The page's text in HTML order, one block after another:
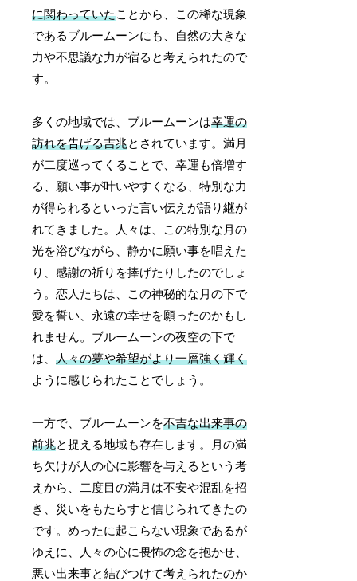
に関わっていたことから、この稀な現象
であるブルームーンにも、自然の大きな
力や不思議な力が宿ると考えられたので
す。
多くの地域では、ブルームーンは幸運の
訪れを告げる吉兆とされています。満月
が二度巡ってくることで、幸運も倍増す
る、願い事が叶いやすくなる、特別な力
が得られるといった言い伝えが語り継が
れてきました。人々は、この特別な月の
光を浴びながら、静かに願い事を唱えた
り、感謝の祈りを捧げたりしたのでしょ
う。恋人たちは、この神秘的な月の下で
愛を誓い、永遠の幸せを願ったのかもし
れません。ブルームーンの夜空の下で
は、人々の夢や希望がより一層強く輝く
ように感じられたことでしょう。
一方で、ブルームーンを不吉な出来事の
前兆と捉える地域も存在します。月の満
ち欠けが人の心に影響を与えるという考
えから、二度目の満月は不安や混乱を招
き、災いをもたらすと信じられてきたの
です。めったに起こらない現象であるが
ゆえに、人々の心に畏怖の念を抱かせ、
悪い出来事と結びつけて考えられたのか